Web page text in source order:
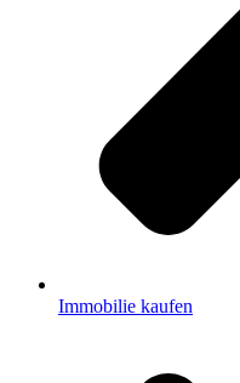
Immobilie kaufen